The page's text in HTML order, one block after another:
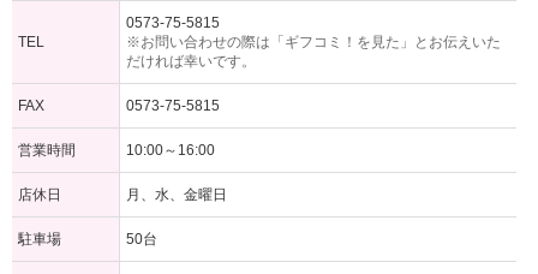
TEL
0573-75-5815
※お問い合わせの際は「ギフコミ！を見た」とお伝えいた
だければ幸いです。
FAX 0573-75-5815
営業時間 10:00～16:00
店休日 月、水、金曜日
駐車場 50台